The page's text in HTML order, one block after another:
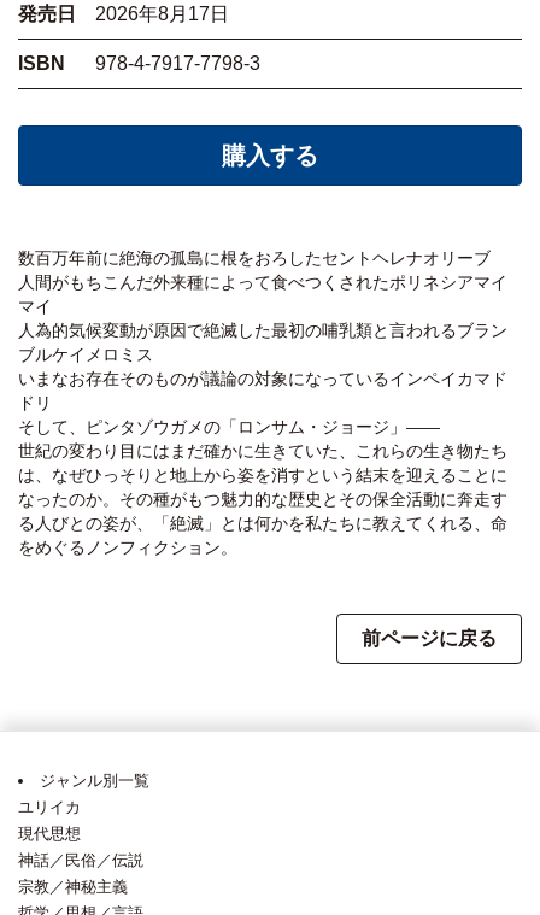
発売日 2026年8月17日
ISBN 978-4-7917-7798-3
購入する
数百万年前に絶海の孤島に根をおろしたセントヘレナオリーブ
人間がもちこんだ外来種によって食べつくされたポリネシアマイ
マイ
人為的気候変動が原因で絶滅した最初の哺乳類と言われるブラン
ブルケイメロミス
いまなお存在そのものが議論の対象になっているインペイカマド
ドリ
そして、ピンタゾウガメの「ロンサム・ジョージ」――
世紀の変わり目にはまだ確かに生きていた、これらの生き物たち
は、なぜひっそりと地上から姿を消すという結末を迎えることに
なったのか。その種がもつ魅力的な歴史とその保全活動に奔走す
る人びとの姿が、「絶滅」とは何かを私たちに教えてくれる、命
をめぐるノンフィクション。
前ページに戻る
ジャンル別一覧
ユリイカ
現代思想
神話／民俗／伝説
宗教／神秘主義